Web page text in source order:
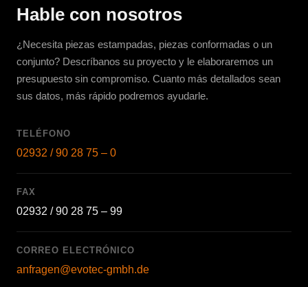
Hable con nosotros
¿Necesita piezas estampadas, piezas conformadas o un
conjunto? Descríbanos su proyecto y le elaboraremos un
presupuesto sin compromiso. Cuanto más detallados sean
sus datos, más rápido podremos ayudarle.
TELÉFONO
02932 / 90 28 75 – 0
FAX
02932 / 90 28 75 – 99
CORREO ELECTRÓNICO
anfragen@evotec-gmbh.de